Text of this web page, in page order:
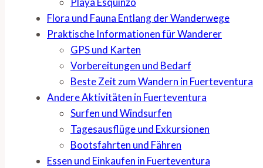
Flora und Fauna Entlang der Wanderwege
Praktische Informationen für Wanderer
GPS und Karten
Vorbereitungen und Bedarf
Beste Zeit zum Wandern in Fuerteventura
Andere Aktivitäten in Fuerteventura
Surfen und Windsurfen
Tagesausflüge und Exkursionen
Bootsfahrten und Fähren
Essen und Einkaufen in Fuerteventura